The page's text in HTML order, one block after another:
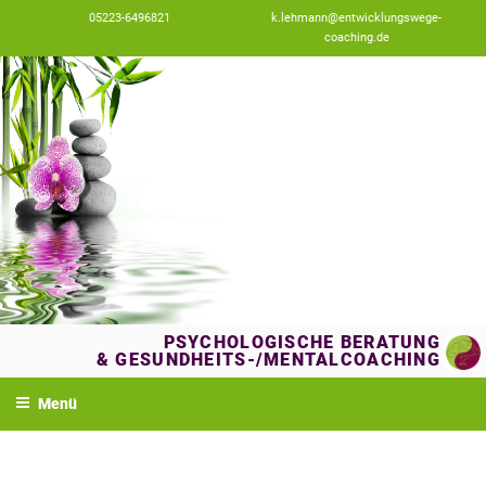
k.lehmann@entwicklungswege-
coaching.de
05223-6496821
springen
PSYCHOLOGISCHE BERATUNG
& GESUNDHEITS-/MENTALCOACHING
Menü